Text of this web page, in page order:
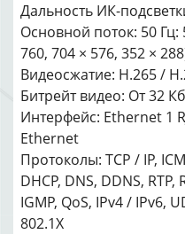
Дальность ИК-
Основной поток: 50 Гц:
760, 704 × 576, 352 ×
Видеосжатие: H.265 /
Битрейт видео: От 32
Интерфейс: Ethernet 1
Ethernet
Протоколы: TCP / IP,
DHCP, DNS, DDNS, RTP,
IGMP, QoS, IPv4 / IPv6,
802.1X